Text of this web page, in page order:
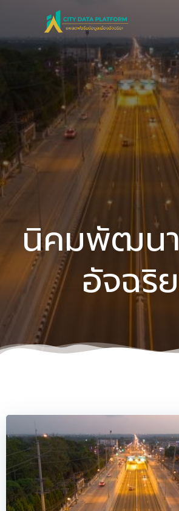
content
นิคมพัฒนา
อัจฉริ